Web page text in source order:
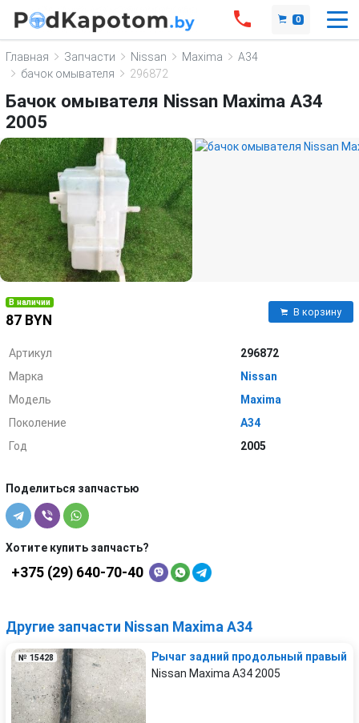
0
Главная Запчасти Nissan Maxima
A34
бачок омывателя
296872
Бачок омывателя Nissan Maxima A34
2005
В наличии
87 BYN
В корзину
Артикул
296872
Марка
Nissan
Модель
Maxima
Поколение
A34
Год
2005
Поделиться запчастью
Хотите купить запчасть?
+375 (29) 640-70-40
Другие запчасти Nissan Maxima A34
№ 15428
Рычаг задний продольный правый
Nissan Maxima A34 2005